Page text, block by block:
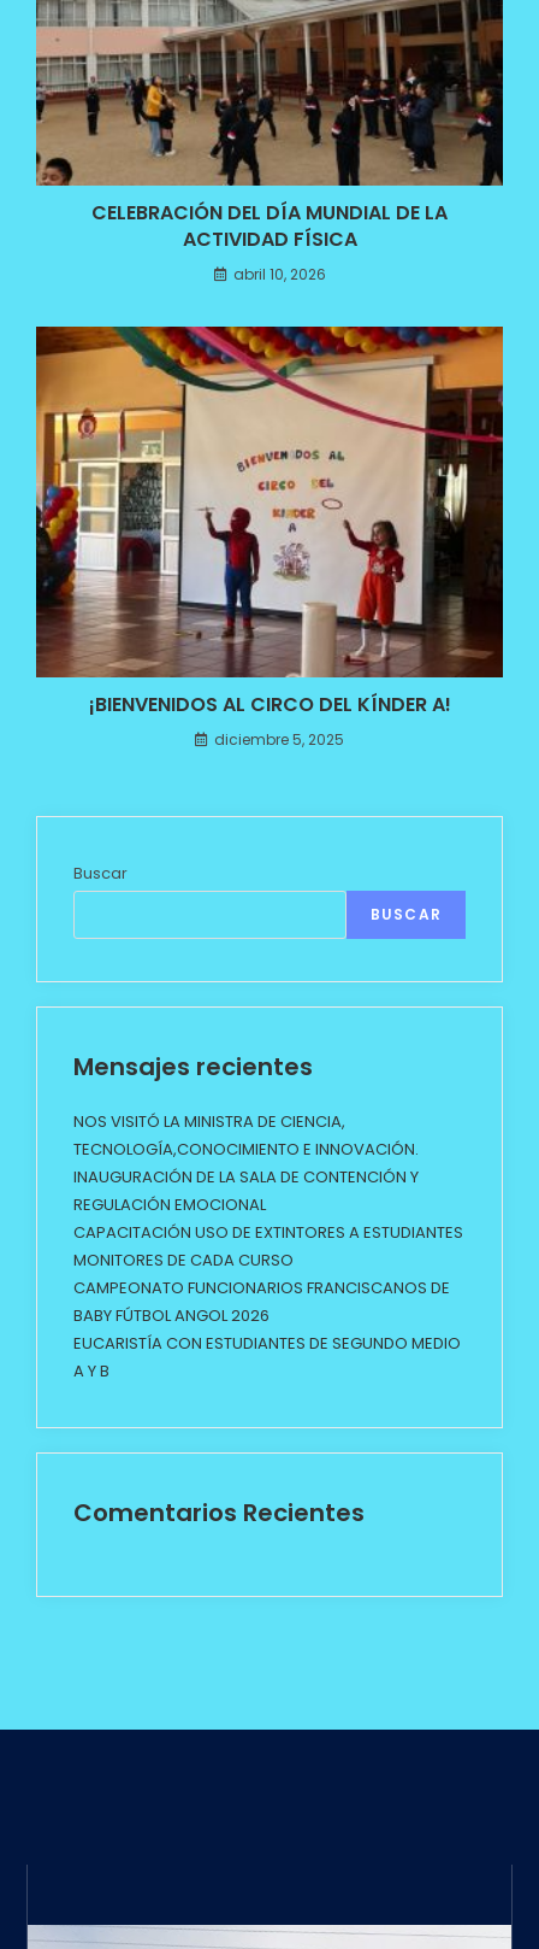
CELEBRACIÓN DEL DÍA MUNDIAL DE LA
ACTIVIDAD FÍSICA
abril 10, 2026
¡BIENVENIDOS AL CIRCO DEL KÍNDER A!
diciembre 5, 2025
Buscar
BUSCAR
Mensajes recientes
NOS VISITÓ LA MINISTRA DE CIENCIA,
TECNOLOGÍA,CONOCIMIENTO E INNOVACIÓN.
INAUGURACIÓN DE LA SALA DE CONTENCIÓN Y
REGULACIÓN EMOCIONAL
CAPACITACIÓN USO DE EXTINTORES A ESTUDIANTES
MONITORES DE CADA CURSO
CAMPEONATO FUNCIONARIOS FRANCISCANOS DE
BABY FÚTBOL ANGOL 2026
EUCARISTÍA CON ESTUDIANTES DE SEGUNDO MEDIO
A Y B
Comentarios Recientes